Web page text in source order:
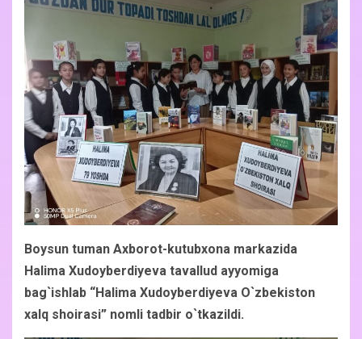
Boysun tuman Axborot-kutubxona markazida
Halima Xudoyberdiyeva tavallud ayyomiga
bag`ishlab “Halima Xudoyberdiyeva O`zbekiston
xalq shoirasi” nomli tadbir o`tkazildi.